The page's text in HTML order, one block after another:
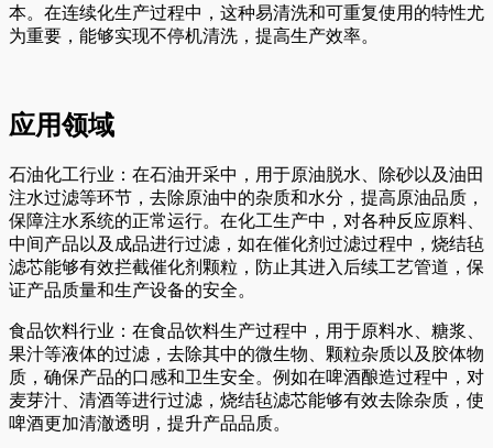
本。在连续化生产过程中，这种易清洗和可重复使用的特性尤
为重要，能够实现不停机清洗，提高生产效率。
应用领域
石油化工行业：在石油开采中，用于原油脱水、除砂以及油田
注水过滤等环节，去除原油中的杂质和水分，提高原油品质，
保障注水系统的正常运行。在化工生产中，对各种反应原料、
中间产品以及成品进行过滤，如在催化剂过滤过程中，烧结毡
滤芯能够有效拦截催化剂颗粒，防止其进入后续工艺管道，保
证产品质量和生产设备的安全。
食品饮料行业：在食品饮料生产过程中，用于原料水、糖浆、
果汁等液体的过滤，去除其中的微生物、颗粒杂质以及胶体物
质，确保产品的口感和卫生安全。例如在啤酒酿造过程中，对
麦芽汁、清酒等进行过滤，烧结毡滤芯能够有效去除杂质，使
啤酒更加清澈透明，提升产品品质。